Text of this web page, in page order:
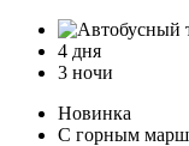
4 дня
3 ночи
Новинка
С горным